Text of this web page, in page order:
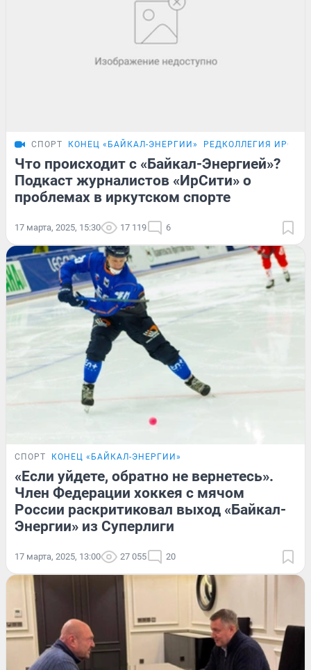
СПОРТ КОНЕЦ «БАЙКАЛ-ЭНЕРГИИ» РЕДКОЛЛЕГИЯ
Что происходит с «Байкал-Энергией»?
Подкаст журналистов «ИрСити» о
проблемах в иркутском спорте
17 марта, 2025, 15:30 17 119 6
СПОРТ КОНЕЦ «БАЙКАЛ-ЭНЕРГИИ»
«Если уйдете, обратно не вернетесь».
Член Федерации хоккея с мячом
России раскритиковал выход «Байкал-
Энергии» из Суперлиги
17 марта, 2025, 13:00 27 055 20